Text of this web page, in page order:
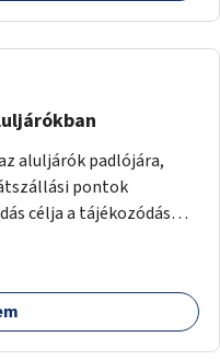
aluljárók padlójára,
pontok
célja a tájékozódás